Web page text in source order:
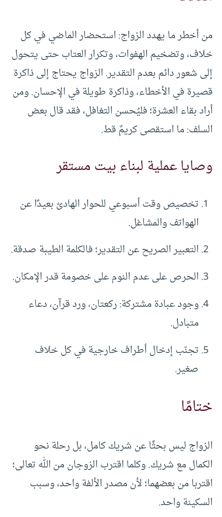
من أخطر ما يهدد الزواج: استحضار الماضي في كل
خلاف، وتضخيم الهفوات، وتكرار العتاب حتى يتحول
إلى شعور دائم بعدم التقدير. الزواج يحتاج إلى ذاكرة
قصيرة في الأخطاء، وذاكرة طويلة في الإحسان. ومن
أراد بقاء العشرة؛ فليُحسن التغافل، فقد قال بعض
السلف: ما استقصى كريمٌ قط.
وصايا عملية لبناء بيت مستقر
تخصيص وقت أسبوعي للحوار الهادئ بعيدًا عن
الهواتف والمشاغل.
التعبير الصريح عن التقدير؛ فالكلمة الطيبة صدقة.
الحرص على عدم النوم على خصومة قدر الإمكان.
وجود عبادة مشتركة: ركعتان، ورد قرآن، دعاء
متبادل.
تجنّب إدخال أطراف خارجية في كل خلاف
صغير.
ختامًا
الزواج ليس بحثًا عن شريك كامل، بل رحلة نحو
الكمال مع شريك. وكلما اقترب الزوجان من الله تعالى؛
اقتربا من بعضهما؛ لأن مصدر الألفة واحد، وسبب
السكينة واحد.